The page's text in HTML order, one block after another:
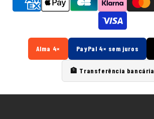
Alma 4× PayPal 4× sem juros
🏦 Transferência bancária